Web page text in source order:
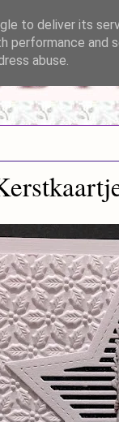
to deliver its
performance
abuse.